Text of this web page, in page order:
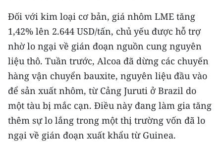
Media Môi trường
Ảnh
Infographic
TIN MỚI
TIN ĐỊA PHƯƠNG
Đối với kim loại cơ bản, giá nhôm LME tăng
1,42% lên 2.644 USD/tấn, chủ yếu được hỗ trợ
nhờ lo ngại về gián đoạn nguồn cung nguyên
liệu thô. Tuần trước, Alcoa đã dừng các chuyến
hàng vận chuyển bauxite, nguyên liệu đầu vào
để sản xuất nhôm, từ Cảng Juruti ở Brazil do
một tàu bị mắc cạn. Điều này đang làm gia tăng
thêm sự lo lắng trong một thị trường vốn đã lo
ngại về gián đoạn xuất khẩu từ Guinea.